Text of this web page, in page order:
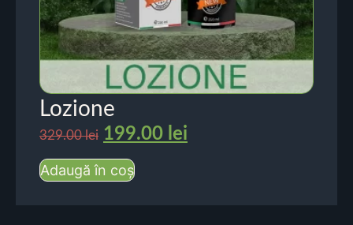
Lozione
329.00lei 199.00 lei
Adaugă în coș